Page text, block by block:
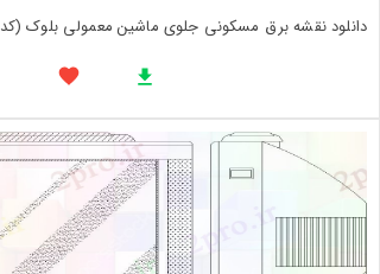
دانلود نقشه برق مسکونی جلوی ماشین معمولی بلوک (کد151951)